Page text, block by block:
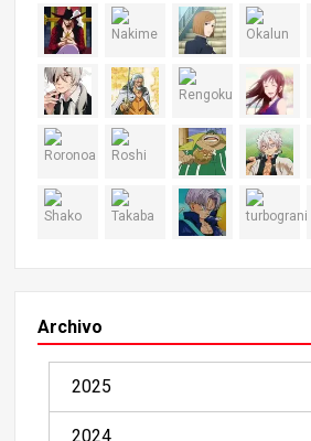
Archivo
2025
08/2025（1）
2024